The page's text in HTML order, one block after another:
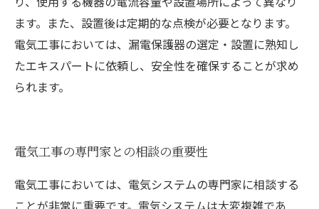
ます。また、設置後は定期的な点検が必要となります。
電気工事においては、漏電保護器の選定・設置に熟知し
たエキスパートに依頼し、安全性を確保することが求め
られます。
電気工事の専門家との相談の重要性
電気工事においては、電気システムの専門家に相談する
ことが非常に重要です。電気システムは大変複雑であ